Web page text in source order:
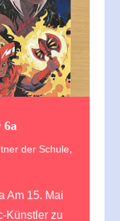
6a
der Schule,
Am 15. Mai
Künstler zu